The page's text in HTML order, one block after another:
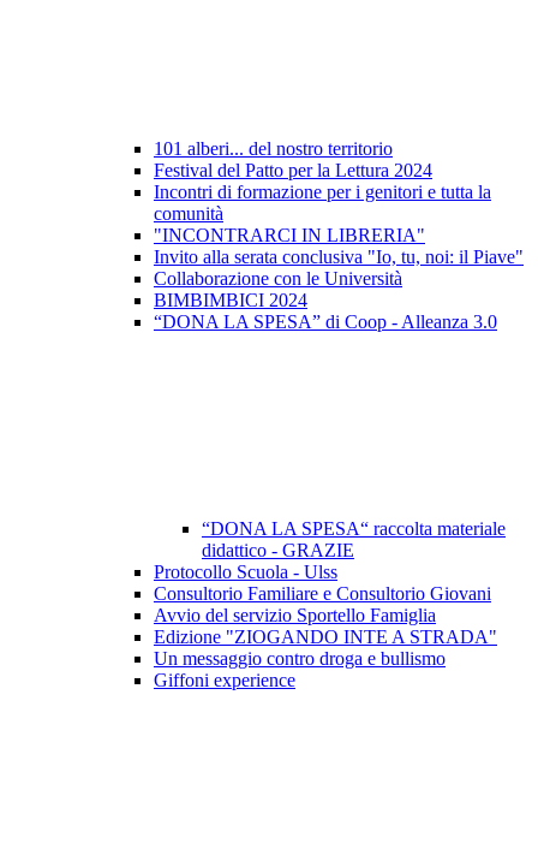
101 alberi... del nostro territorio
Festival del Patto per la Lettura 2024
Incontri di formazione per i genitori e tutta la
comunità
"INCONTRARCI IN LIBRERIA"
Invito alla serata conclusiva "Io, tu, noi: il Piave"
Collaborazione con le Università
BIMBIMBICI 2024
“DONA LA SPESA” di Coop - Alleanza 3.0
“DONA LA SPESA“ raccolta materiale
didattico - GRAZIE
Protocollo Scuola - Ulss
Consultorio Familiare e Consultorio Giovani
Avvio del servizio Sportello Famiglia
Edizione "ZIOGANDO INTE A STRADA"
Un messaggio contro droga e bullismo
Giffoni experience